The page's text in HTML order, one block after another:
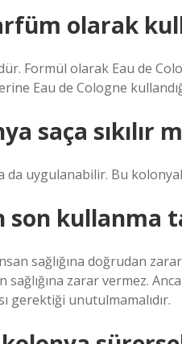
olarak
Formül olarak Eau de
Eau de Cologne
saça sıkılır
da uygulanabilir. Bu
son kullanma
sağlığına doğrudan
sağlığına zarar vermez.
gerektiği unutulmamalıdır.